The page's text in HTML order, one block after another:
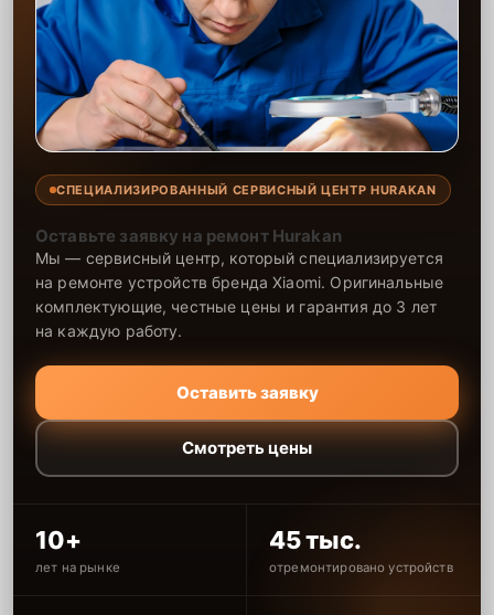
СПЕЦИАЛИЗИРОВАННЫЙ СЕРВИСНЫЙ ЦЕНТР HURAKAN
Оставьте заявку на ремонт Hurakan
Мы — сервисный центр, который специализируется
на ремонте устройств бренда Xiaomi. Оригинальные
комплектующие, честные цены и гарантия до 3 лет
на каждую работу.
Оставить заявку
Смотреть цены
10+
лет на рынке
45 тыс.
отремонтировано устройств